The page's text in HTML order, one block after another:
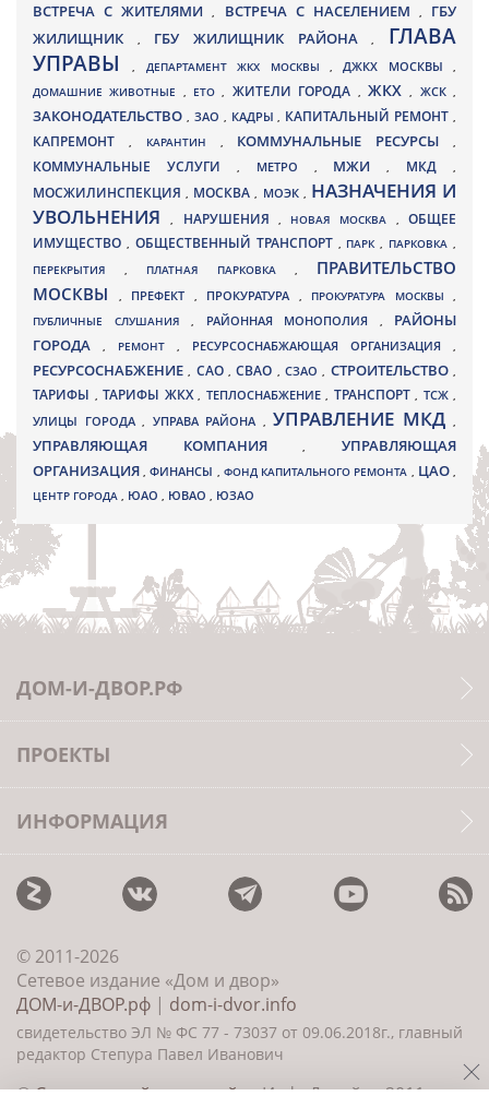
ВСТРЕЧА С ЖИТЕЛЯМИ, ВСТРЕЧА С НАСЕЛЕНИЕМ , ГБУ
ЖИЛИЩНИК
, ГБУ ЖИЛИЩНИК РАЙОНА, ГЛАВА
УПРАВЫ, ДЕПАРТАМЕНТ ЖКХ МОСКВЫ ,ДЖКХ МОСКВЫ ,
ДОМАШНИЕ ЖИВОТНЫЕ , ЕТО, ЖИТЕЛИ ГОРОДА , ЖКХ, ЖСК,
ЗАКОНОДАТЕЛЬСТВО , ЗАО , КАДРЫ, КАПИТАЛЬНЫЙ РЕМОНТ ,
КАПРЕМОНТ , КАРАНТИН , КОММУНАЛЬНЫЕ РЕСУРСЫ,
КОММУНАЛЬНЫЕ УСЛУГИ , МЕТРО , МЖИ, МКД ,
МОСЖИЛИНСПЕКЦИЯ, МОСКВА , МОЭК , НАЗНАЧЕНИЯ И
УВОЛЬНЕНИЯ, НАРУШЕНИЯ , НОВАЯ МОСКВА ,ОБЩЕЕ
ИМУЩЕСТВО , ОБЩЕСТВЕННЫЙ ТРАНСПОРТ , ПАРК, ПАРКОВКА ,
ПЕРЕКРЫТИЯ , ПЛАТНАЯ ПАРКОВКА , ПРАВИТЕЛЬСТВО
МОСКВЫ
, ПРЕФЕКТ , ПРОКУРАТУРА , ПРОКУРАТУРА МОСКВЫ ,
ПУБЛИЧНЫЕ СЛУШАНИЯ , РАЙОННАЯ МОНОПОЛИЯ , РАЙОНЫ
ГОРОДА
, РЕМОНТ , РЕСУРСОСНАБЖАЮЩАЯ ОРГАНИЗАЦИЯ ,
РЕСУРСОСНАБЖЕНИЕ, САО,СВАО ,СЗАО, СТРОИТЕЛЬСТВО,
ТАРИФЫ , ТАРИФЫ ЖКХ , ТЕПЛОСНАБЖЕНИЕ , ТРАНСПОРТ , ТСЖ ,
УЛИЦЫ ГОРОДА , УПРАВА РАЙОНА , УПРАВЛЕНИЕ МКД ,
УПРАВЛЯЮЩАЯ КОМПАНИЯ,УПРАВЛЯЮЩАЯ
ОРГАНИЗАЦИЯ,ФИНАНСЫ , ФОНД КАПИТАЛЬНОГО РЕМОНТА , ЦАО,
ЦЕНТР ГОРОДА , ЮАО , ЮВАО , ЮЗАО
ДОМ-И-ДВОР.РФ
ПРОЕКТЫ
ИНФОРМАЦИЯ
© 2011-2026
Сетевое издание «Дом и двор»
ДОМ-и-ДВОР.рф | dom-i-dvor.info
свидетельство ЭЛ № ФС 77 - 73037 от 09.06.2018г., главный
редактор Степура Павел Иванович